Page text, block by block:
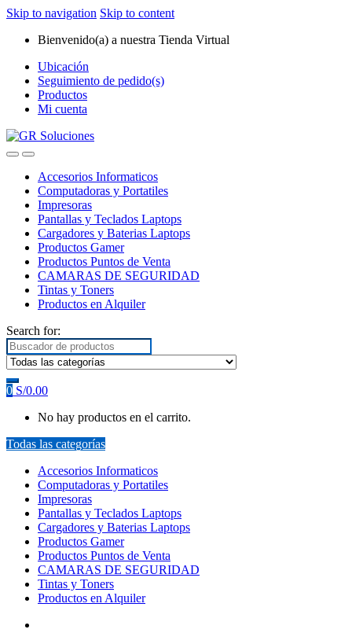
Skip to navigation Skip to content
Bienvenido(a) a nuestra Tienda Virtual
Ubicación
Seguimiento de pedido(s)
Productos
Mi cuenta
Accesorios Informaticos
Computadoras y Portatiles
Impresoras
Pantallas y Teclados Laptops
Cargadores y Baterias Laptops
Productos Gamer
Productos Puntos de Venta
CAMARAS DE SEGURIDAD
Tintas y Toners
Productos en Alquiler
Search for:
0 S/0.00
No hay productos en el carrito.
Todas las categorías
Accesorios Informaticos
Computadoras y Portatiles
Impresoras
Pantallas y Teclados Laptops
Cargadores y Baterias Laptops
Productos Gamer
Productos Puntos de Venta
CAMARAS DE SEGURIDAD
Tintas y Toners
Productos en Alquiler